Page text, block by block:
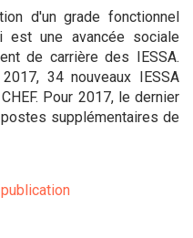
d'un grade fonctionnel
est une avancée sociale
de carrière des IESSA.
34 nouveaux IESSA
Pour 2017, le dernier
supplémentaires de